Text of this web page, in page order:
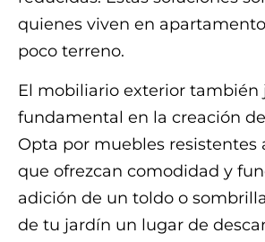
quienes viven en
poco terreno.
El mobiliario exterior también
fundamental en la creación
Opta por muebles resistentes
que ofrezcan comodidad y
adición de un toldo o
de tu jardín un lugar de